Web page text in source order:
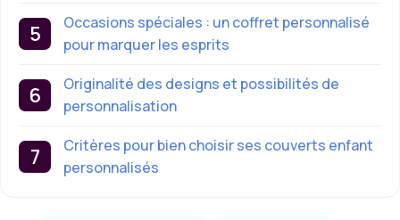
Occasions spéciales : un coffret personnalisé
pour marquer les esprits
Originalité des designs et possibilités de
personnalisation
Critères pour bien choisir ses couverts enfant
personnalisés